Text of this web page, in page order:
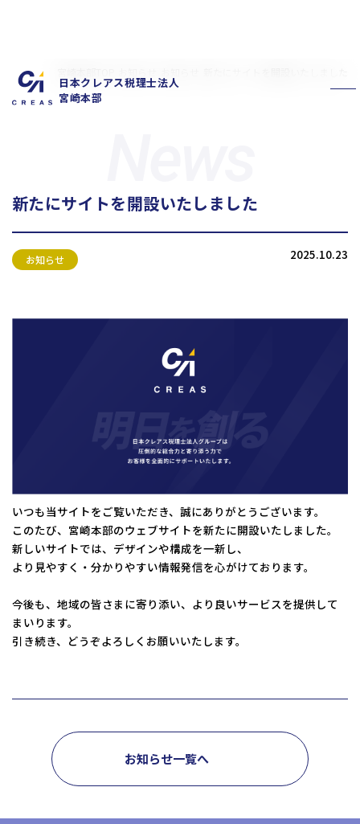
日本クレアス税理士法人
宮崎本部
お客様の声
スタッフ紹介
コーポレートサイトTOPへ
お問い合わせフォーム
拠点一覧
東京本社
富山本部高岡本部大阪本部北大阪本部神戸三宮本部
日本クレアス社会保険労務士法人
日本クレアス弁護士法人
株式会社コーポレート・アドバイザーズ・アカウンティング
株式会社日本クレアスBPOサポート
新たにサイトを開設いたしました
2025.10.23
お知らせ
いつも当サイトをご覧いただき、誠にありがとうございます。
このたび、宮崎本部のウェブサイトを新たに開設いたしました。
新しいサイトでは、デザインや構成を一新し、
より見やすく・分かりやすい情報発信を心がけております。
今後も、地域の皆さまに寄り添い、より良いサービスを提供して
まいります。
引き続き、どうぞよろしくお願いいたします。
お知らせ一覧へ